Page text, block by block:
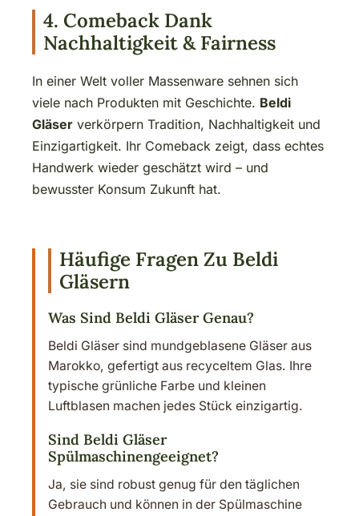
4. Comeback Dank
Nachhaltigkeit & Fairness
In einer Welt voller Massenware sehnen sich
viele nach Produkten mit Geschichte. Beldi
Gläser verkörpern Tradition, Nachhaltigkeit und
Einzigartigkeit. Ihr Comeback zeigt, dass echtes
Handwerk wieder geschätzt wird – und
bewusster Konsum Zukunft hat.
Häufige Fragen Zu Beldi
Gläsern
Was Sind Beldi Gläser Genau?
Beldi Gläser sind mundgeblasene Gläser aus
Marokko, gefertigt aus recyceltem Glas. Ihre
typische grünliche Farbe und kleinen
Luftblasen machen jedes Stück einzigartig.
Sind Beldi Gläser
Spülmaschinengeeignet?
Ja, sie sind robust genug für den täglichen
Gebrauch und können in der Spülmaschine